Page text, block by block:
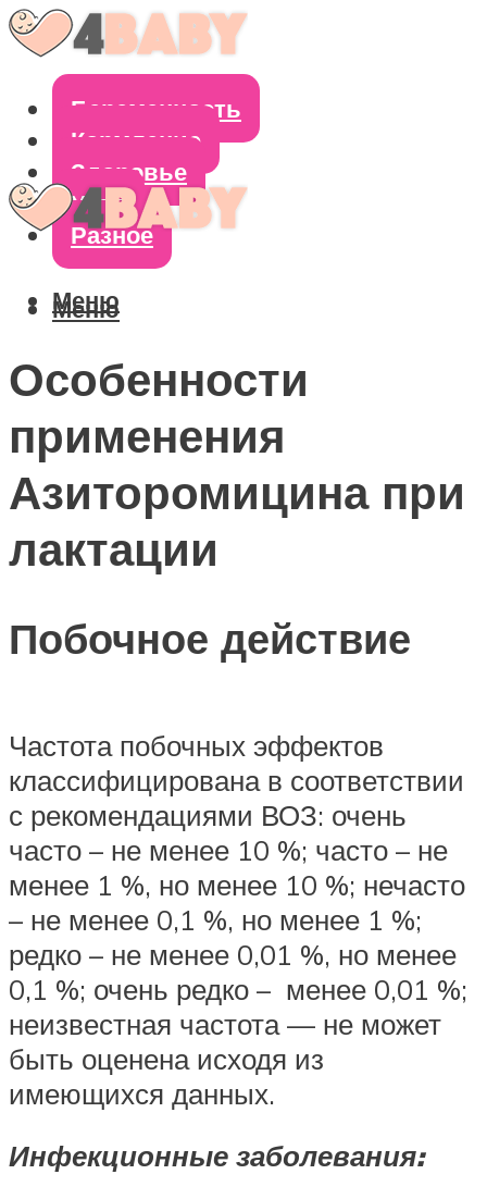
Беременность
Кормление
Здоровье
Уход
Разное
Меню
Меню
Особенности
применения
Азиторомицина при
лактации
Побочное действие
Частота побочных эффектов
классифицирована в соответствии
с рекомендациями ВОЗ: очень
часто – не менее 10 %; часто – не
менее 1 %, но менее 10 %; нечасто
– не менее 0,1 %, но менее 1 %;
редко – не менее 0,01 %, но менее
0,1 %; очень редко – менее 0,01 %;
неизвестная частота — не может
быть оценена исходя из
имеющихся данных.
Инфекционные заболевания: